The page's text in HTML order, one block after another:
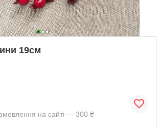
19см
на сайті — 300 ₴